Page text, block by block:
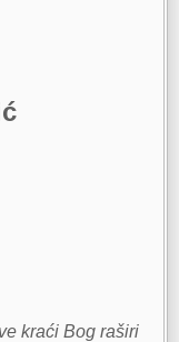
kraći Bog raširi